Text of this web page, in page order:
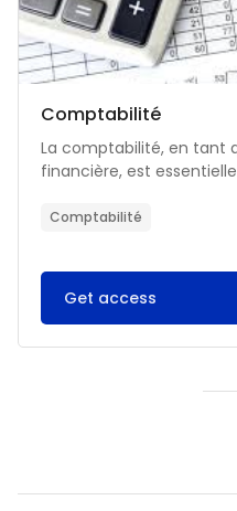
Catégorie de cours
Nom du cours
Comptabilité
Résumé du cours :
La comptabilité, en tant
financière, est
Comptabilité
Get access